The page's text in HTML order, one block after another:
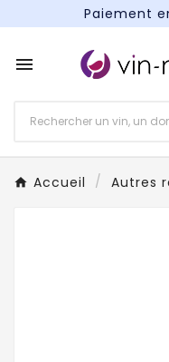
Paiement
Paiement

Accueil Autres